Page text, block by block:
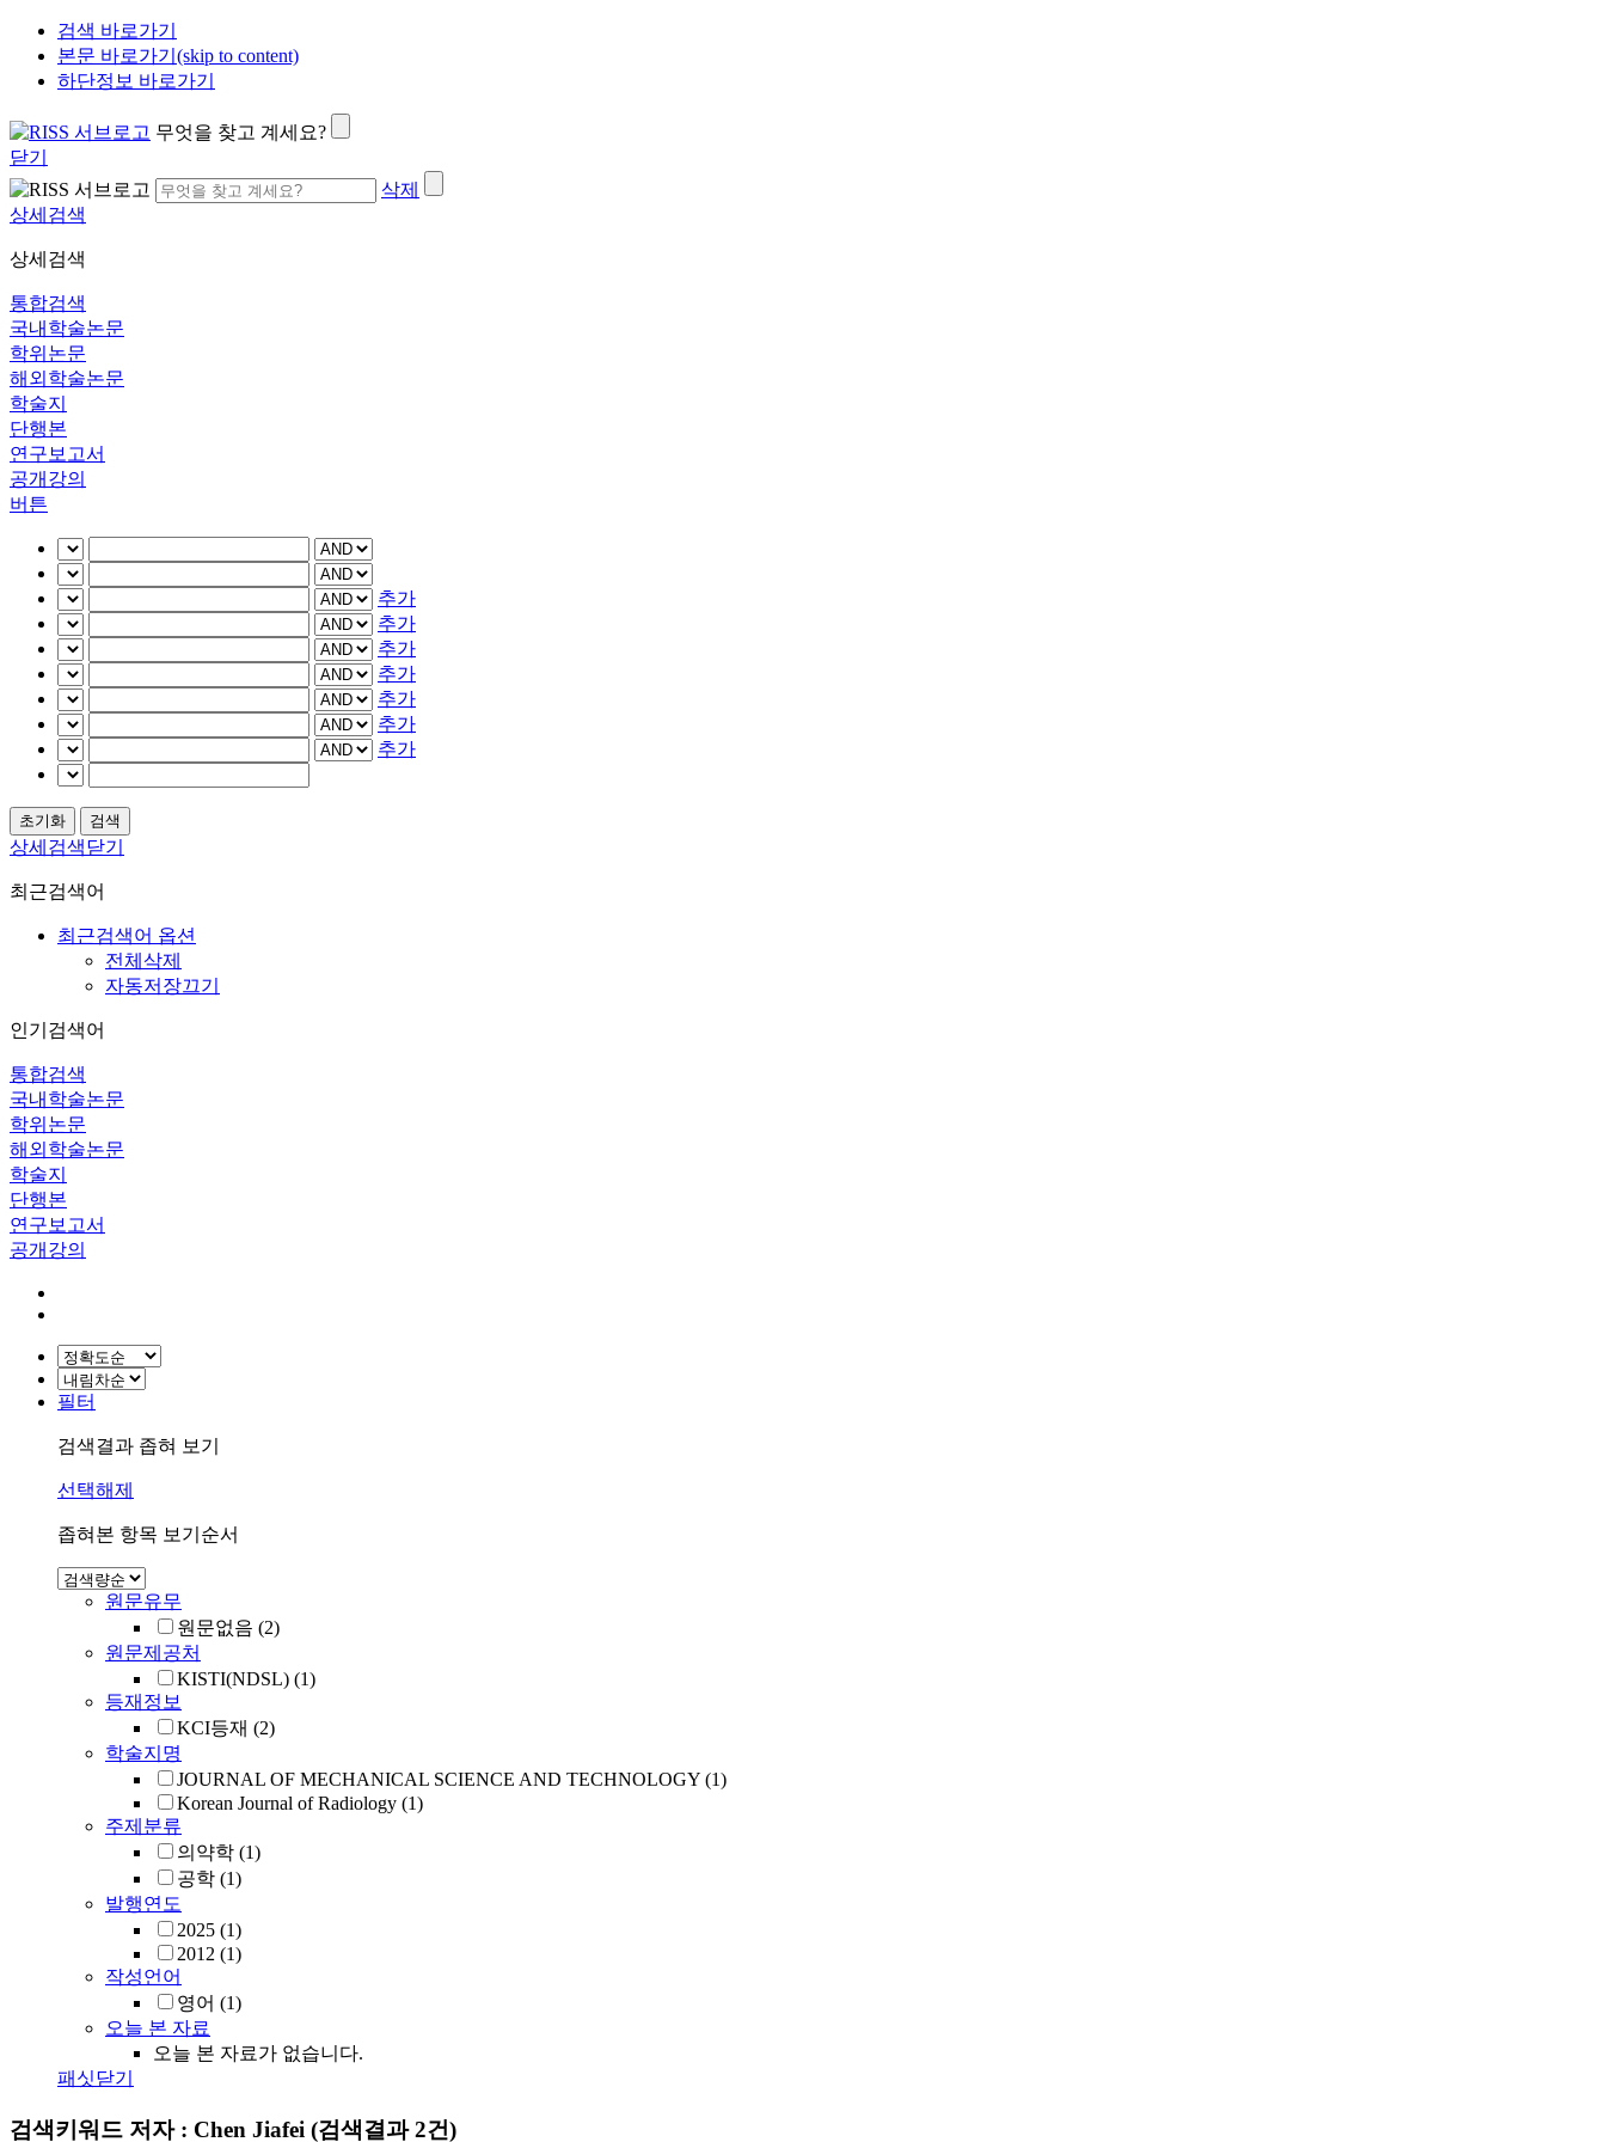
검색 바로가기
본문 바로가기(skip to content)
하단정보 바로가기
무엇을 찾고 계세요?
닫기
삭제
상세검색
상세검색
통합검색
국내학술논문
학위논문
해외학술논문
학술지
단행본
연구보고서
공개강의
버튼
추가
추가
추가
추가
추가
추가
추가
상세검색닫기
최근검색어
최근검색어 옵션
전체삭제
자동저장끄기
인기검색어
통합검색
국내학술논문
학위논문
해외학술논문
학술지
단행본
연구보고서
공개강의
필터
검색결과 좁혀 보기
선택해제
좁혀본 항목 보기순서
원문유무
원문없음 (2)
원문제공처
KISTI(NDSL) (1)
등재정보
KCI등재 (2)
학술지명
JOURNAL OF MECHANICAL SCIENCE AND TECHNOLOGY (1)
Korean Journal of Radiology (1)
주제분류
의약학 (1)
공학 (1)
발행연도
2025 (1)
2012 (1)
작성언어
영어 (1)
오늘 본 자료
오늘 본 자료가 없습니다.
패싯닫기
검색키워드 저자 : Chen Jiafei (검색결과 2건)